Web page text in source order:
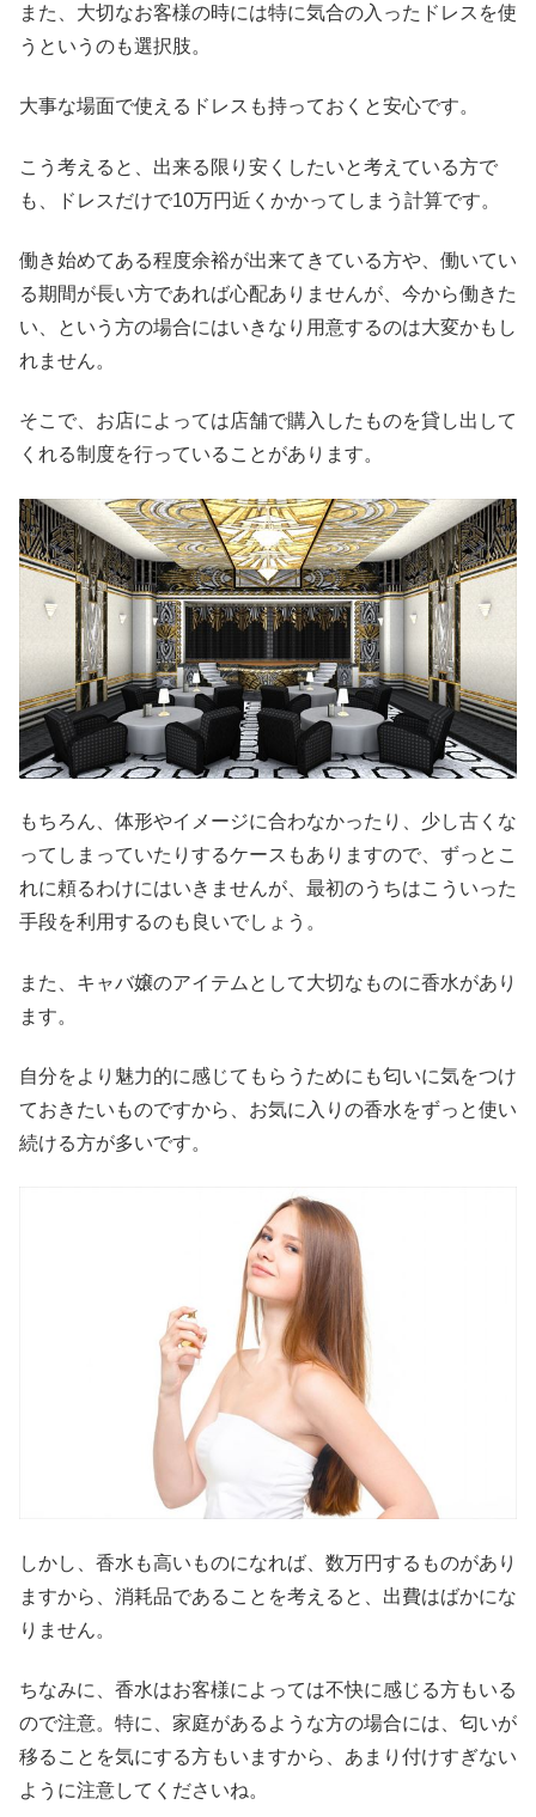
また、大切なお客様の時には特に気合の入ったドレスを使
うというのも選択肢。
大事な場面で使えるドレスも持っておくと安心です。
こう考えると、出来る限り安くしたいと考えている方で
も、ドレスだけで10万円近くかかってしまう計算です。
働き始めてある程度余裕が出来てきている方や、働いてい
る期間が長い方であれば心配ありませんが、今から働きた
い、という方の場合にはいきなり用意するのは大変かもし
れません。
そこで、お店によっては店舗で購入したものを貸し出して
くれる制度を行っていることがあります。
もちろん、体形やイメージに合わなかったり、少し古くな
ってしまっていたりするケースもありますので、ずっとこ
れに頼るわけにはいきませんが、最初のうちはこういった
手段を利用するのも良いでしょう。
また、キャバ嬢のアイテムとして大切なものに香水があり
ます。
自分をより魅力的に感じてもらうためにも匂いに気をつけ
ておきたいものですから、お気に入りの香水をずっと使い
続ける方が多いです。
しかし、香水も高いものになれば、数万円するものがあり
ますから、消耗品であることを考えると、出費はばかにな
りません。
ちなみに、香水はお客様によっては不快に感じる方もいる
ので注意。特に、家庭があるような方の場合には、匂いが
移ることを気にする方もいますから、あまり付けすぎない
ように注意してくださいね。